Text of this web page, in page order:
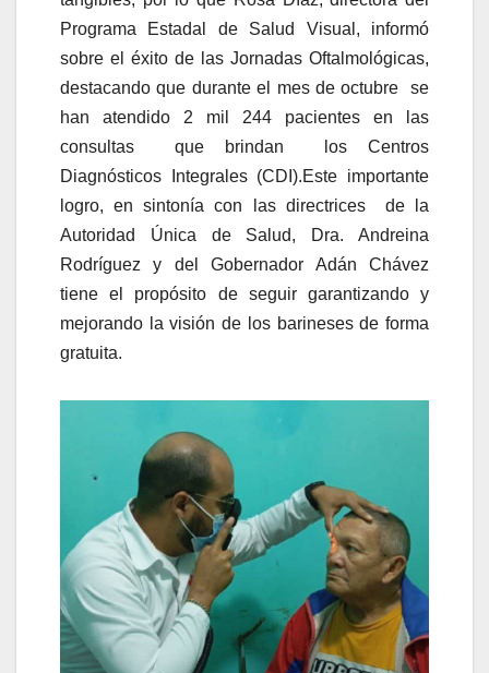
Programa Estadal de Salud Visual, informó
sobre el éxito de las Jornadas Oftalmológicas,
destacando que durante el mes de octubre se
han atendido 2 mil 244 pacientes en las
consultas que brindan los Centros
Diagnósticos Integrales (CDI).Este importante
logro, en sintonía con las directrices de la
Autoridad Única de Salud, Dra. Andreina
Rodríguez y del Gobernador Adán Chávez
tiene el propósito de seguir garantizando y
mejorando la visión de los barineses de forma
gratuita.